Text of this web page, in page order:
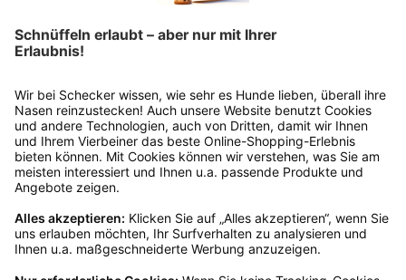
Rücksendung?
Bitte fülle das Rücksendeformular aus. Dieses
findest du online. Verpacke die Artikel
anschließend sicher und klebe das
Rücksendeetikett auf das Paket. Dieses kannst du
dir in deinem Kundenkonto anfordern. Hast du als
verkauf@schecker.de oder rufe zu unseren
Servicezeiten an, dann lassen wir dir ein